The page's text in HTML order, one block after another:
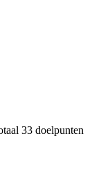
33 doelpunten